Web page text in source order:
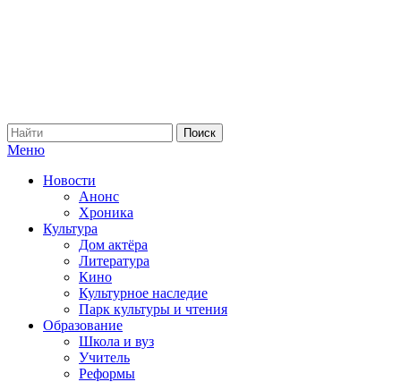
Меню
Новости
Анонс
Хроника
Культура
Дом актёра
Литература
Кино
Культурное наследие
Парк культуры и чтения
Образование
Школа и вуз
Учитель
Реформы